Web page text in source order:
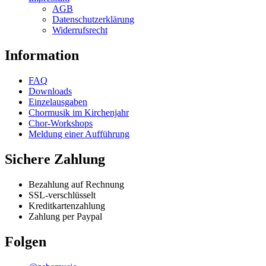
be
chosen
on
product
AGB
Datenschutzerklärung
Widerrufsrecht
Information
FAQ
Downloads
Einzelausgaben
Chormusik im Kirchenjahr
Chor-Workshops
Meldung einer Aufführung
Sichere Zahlung
Bezahlung auf Rechnung
SSL-verschlüsselt
Kreditkartenzahlung
Zahlung per Paypal
Folgen